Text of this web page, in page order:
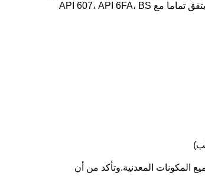
المعدني سوف تشكل تلقائيًا الختم المعدني مع الكرة تحت دفع الربيع الذي سيتحكم بفعالية في التسرب الداخلي والتسرب الخارجيتصميم الصمام يتفق تماما مع API 607، API 6FA، BS
المكونات المعدنية.وتأكد من أن